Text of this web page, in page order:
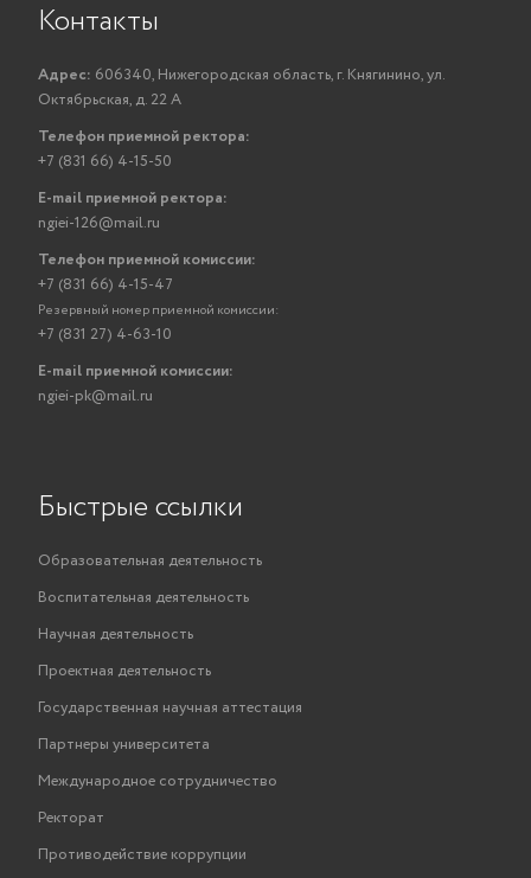
Контакты
Адрес: 606340, Нижегородская область, г. Княгинино, ул.
Октябрьская, д. 22 А
Телефон приемной ректора:
+7 (831 66) 4-15-50
E-mail приемной ректора:
ngiei-126@mail.ru
Телефон приемной комиссии:
+7 (831 66) 4-15-47
Резервный номер приемной комиссии:
+7 (831 27) 4-63-10
E-mail приемной комиссии:
ngiei-pk@mail.ru
Быстрые ссылки
Образовательная деятельность
Воспитательная деятельность
Научная деятельность
Проектная деятельность
Государственная научная аттестация
Партнеры университета
Международное сотрудничество
Ректорат
Противодействие коррупции